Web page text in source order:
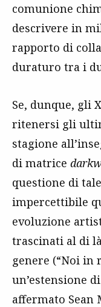
comunione
descrivere in
rapporto di
duraturo tra i
Se, dunque, gli
ritenersi gli
stagione
di matrice
questione di
impercettibile
evoluzione
trascinati al di
genere (“Noi in
un’estensione
affermato Sean